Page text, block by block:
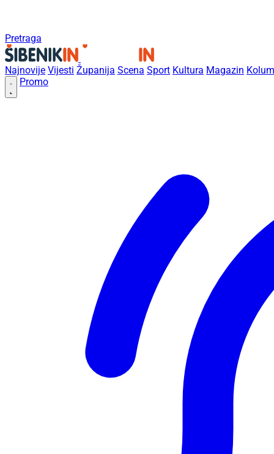
Pretraga
Najnovije Vijesti Županija Scena Sport Kultura Magazin
Promo